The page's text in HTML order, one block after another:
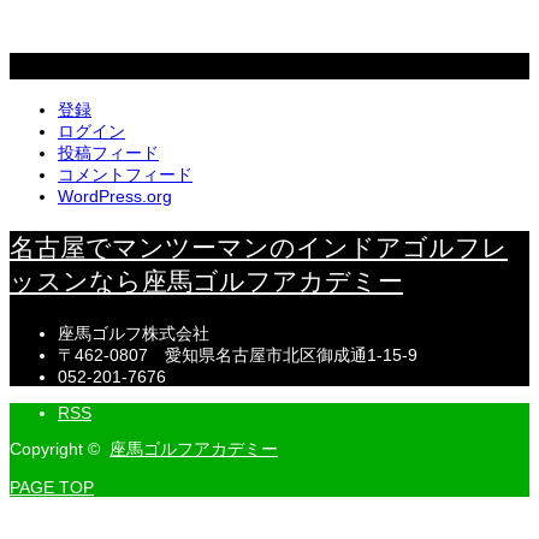
登録
ログイン
投稿フィード
コメントフィード
WordPress.org
名古屋でマンツーマンのインドアゴルフレ
ッスンなら座馬ゴルフアカデミー
座馬ゴルフ株式会社
〒462-0807 愛知県名古屋市北区御成通1-15-9
052-201-7676
RSS
Copyright © 座馬ゴルフアカデミー
PAGE TOP